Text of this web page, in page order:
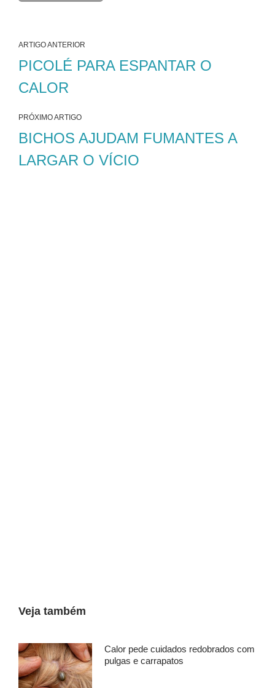
ARTIGO ANTERIOR
PICOLÉ PARA ESPANTAR O
CALOR
PRÓXIMO ARTIGO
BICHOS AJUDAM FUMANTES A
LARGAR O VÍCIO
Veja também
Calor pede cuidados redobrados com
pulgas e carrapatos